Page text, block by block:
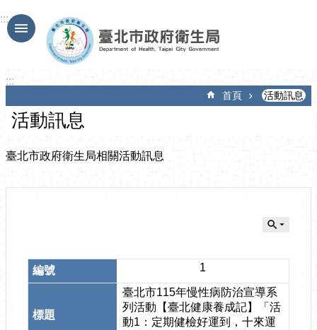
跳到主要內容區塊
:::
:::
首頁 活動訊息
活動訊息
臺北市政府衛生局相關活動訊息
1
臺北市115年慢性病防治宣導系
列活動【臺北健康養成記】「活
動1：定期健檢好運到，十來運